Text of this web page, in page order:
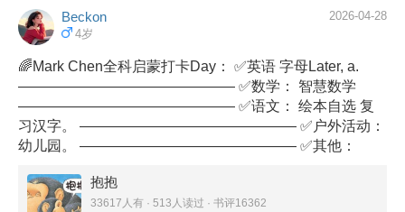
Beckon
4岁
2026-04-28
🌈Mark Chen全科启蒙打卡Day： ✅英语 字母Later, a.
——————————————— ✅数学： 智慧数学
——————————————— ✅语文： 绘本自选 复
习汉字。 ——————————————— ✅户外活动：
幼儿园。 ——————————————— ✅其他：
抱抱
33617人有 · 513人读过 · 书评16362